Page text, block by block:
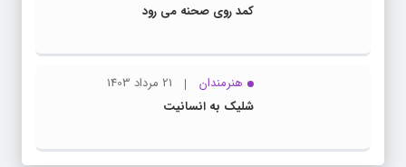
کمد روی صحنه می رود
هنرمندان
21 مرداد 1403
شلیک به انسانیت